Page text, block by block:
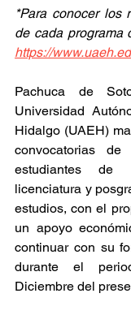
*Para conocer los
https://
Pachuca de
Universidad
Hidalgo (UAEH)
convocatorias
estudiantes de
licenciatura y
estudios, con el
un apoyo
continuar con su
durante el
Diciembre del